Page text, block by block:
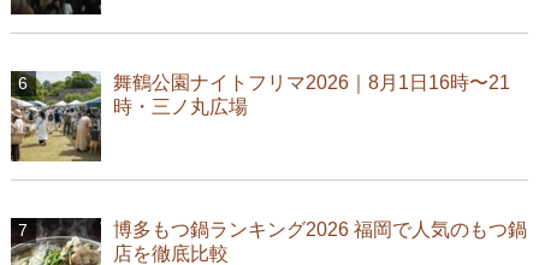
舞鶴公園ナイトフリマ2026｜8月1日16時〜21
時・三ノ丸広場
博多もつ鍋ランキング2026 福岡で人気のもつ鍋
店を徹底比較